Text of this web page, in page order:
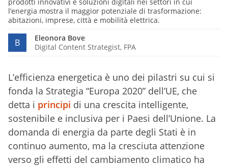
l’energia mostra il maggior potenziale di trasformazione:
abitazioni, imprese, città e mobilità elettrica.
B
Eleonora Bove
Digital Content Strategist, FPA
L’efficienza energetica è uno dei pilastri su cui si
fonda la Strategia “Europa 2020” dell’UE, che
detta i principi di una crescita intelligente,
sostenibile e inclusiva per i Paesi dell’Unione. La
domanda di energia da parte degli Stati è in
continuo aumento, ma la cresciuta attenzione
verso gli effetti del cambiamento climatico ha